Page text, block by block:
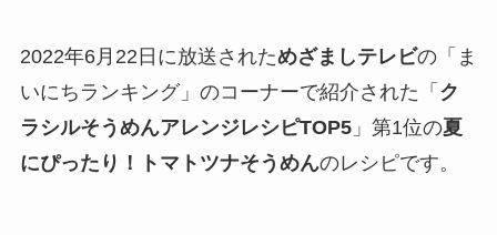
2022年6月22日に放送されためざましテレビの「ま
いにちランキング」のコーナーで紹介された「 ク
ラシルそうめんアレンジレシピTOP5」第1位の夏
にぴったり！トマトツナそうめんのレシピです。